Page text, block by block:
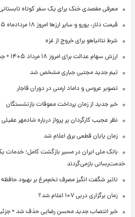
معرفی مقصدی خنک برای یک سفر کوتاه تابستانی
قیمت دلار، یورو و سایر ارزها امروز ۱۸ مردادماه ۱۴۰۵ + جدول
شرط نتانیاهو برای خروج از غزه
ارزش سهام عدالت برای امروز ۱۸ مرداد ۱۴۰۵ + جدول
تیم جدید مجتبی جباری مشخص شد
تصویر عروس و داماد ارمنی در دوران قاجار
خبر جدید از زمان پرداخت معوقات بازنشستگان
نظر عجیب کارگردان پر پرواز درباره شادمهر عقیلی +
زمان پایان قطعی برق اعلام شد
بانک ملی ایران در مسیر بازگشت کامل؛ خدمات
خدمت‌رسانی بازمی‌گردند
تاثیر شگفت انگیز مصرف تخم‌مرغ بر بهبود حافظه
زمان برگزاری دربی ۱۰۷ اعلام شد؟
خبر انتصاب جدید محسن رضایی حذف شد +